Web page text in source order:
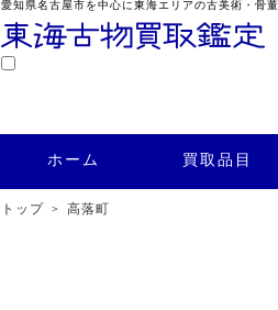
愛知県名古屋市を中心に東海エリアの古美術・骨
ホーム 買取品目
トップ 高落町